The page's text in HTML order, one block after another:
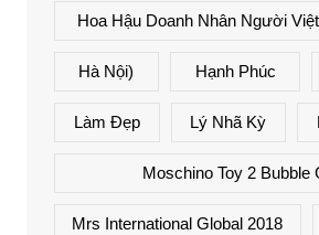
Hoa Hậu Doanh Nhân Người
Hà Nội) Hạnh Phúc
Làm Đẹp Lý Nhã Kỳ
Moschino Toy 2 Bubble
Mrs International Global 2018